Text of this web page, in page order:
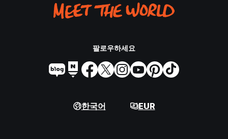
팔로우하세요
한국어 EUR